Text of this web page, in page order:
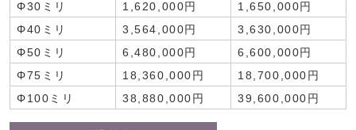
Φ30ミリ
1,620,000円
1,650,000円
Φ40ミリ
3,564,000円
3,630,000円
Φ50ミリ
6,480,000円
6,600,000円
Φ75ミリ
18,360,000円
18,700,000円
Φ100ミリ
38,880,000円 39,600,000円